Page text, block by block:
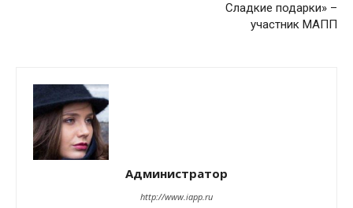
Сладкие подарки» –
участник МАПП
Администратор
http://www.iapp.ru